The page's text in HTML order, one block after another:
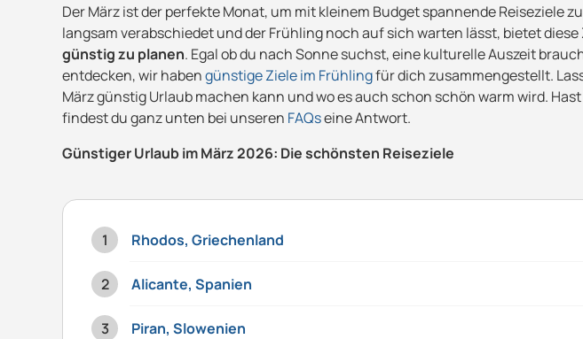
Der März ist der perfekte Monat, um mit kleinem Budget spannende Reiseziele
langsam verabschiedet und der Frühling noch auf sich warten lässt, bietet
günstig zu planen. Egal ob du nach Sonne suchst, eine kulturelle Auszeit
entdecken, wir habengünstige Ziele im Frühlingfür dich zusammengestellt.
März günstig Urlaub machen kann und wo es auch schon schön warm wird.
findest du ganz unten bei unseren FAQseine Antwort.
Günstiger Urlaub im März 2026: Die schönsten Reiseziele
Rhodos, Griechenland
Alicante, Spanien
Piran, Slowenien